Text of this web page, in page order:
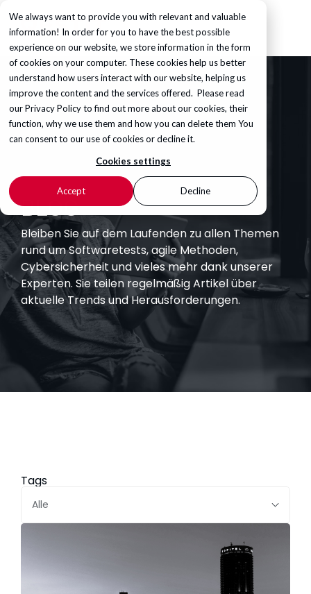
We always want to provide you with relevant and valuable
information! In order for you to have the best possible
experience on our website, we store information in the form
of cookies on your computer. These cookies help us better
understand how users interact with our website, helping us
improve the content and the services offered. Please read
ourPrivacy Policyto find out more about our cookies, their
function, why we use them and how you can delete them You
can consent to our use of cookies or decline it.
Cookies settings
Accept Decline
BLOG
Bleiben Sie auf dem Laufenden zu allen Themen
rund um Softwaretests, agile Methoden,
Cybersicherheit und vieles mehr dank unserer
Experten. Sie teilen regelmäßig Artikel über
aktuelle Trends und Herausforderungen.
Tags
Alle